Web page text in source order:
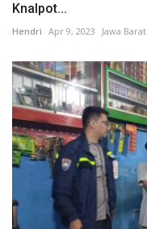
Knalpot...
Hendri Apr 9, 2023 Jawa Barat